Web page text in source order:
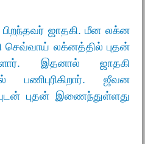
பிறந்தவர் ஜாதகி. மீன லக்ன
செவ்வாய் லக்னத்தில் புதன்
இதனால் ஜாதகி
பணிபுரிகிறார். ஜீவன
புதன் இணைந்துள்ளது